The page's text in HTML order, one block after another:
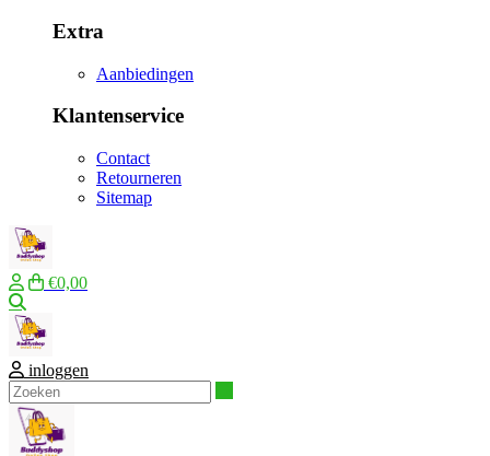
Extra
Aanbiedingen
Klantenservice
Contact
Retourneren
Sitemap
€0,00
inloggen